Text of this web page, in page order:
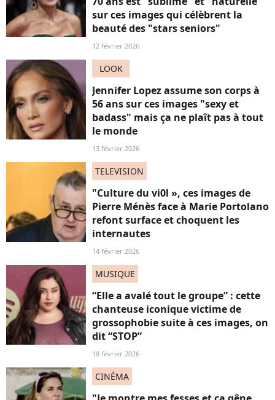
sur ces images qui célèbrent la
beauté des "stars seniors"
12 février 2026
LOOK
Jennifer Lopez assume son corps à
56 ans sur ces images "sexy et
badass" mais ça ne plaît pas à tout
le monde
13 février 2026
TELEVISION
"Culture du vi0l », ces images de
Pierre Ménès face à Marie Portolano
refont surface et choquent les
internautes
14 février 2026
MUSIQUE
“Elle a avalé tout le groupe” : cette
chanteuse iconique victime de
grossophobie suite à ces images, on
dit “STOP”
18 février 2026
CINÉMA